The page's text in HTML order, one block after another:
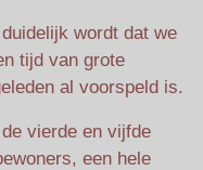
wordt dat we
tijd van grote
al voorspeld is.
vierde en vijfde
een hele